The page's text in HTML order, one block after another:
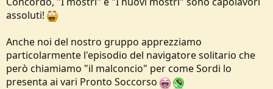
assoluti!
Anche noi del nostro gruppo apprezziamo
particolarmente l'episodio del navigatore solitario che
però chiamiamo "il malconcio" per come Sordi lo
presenta ai vari Pronto Soccorso